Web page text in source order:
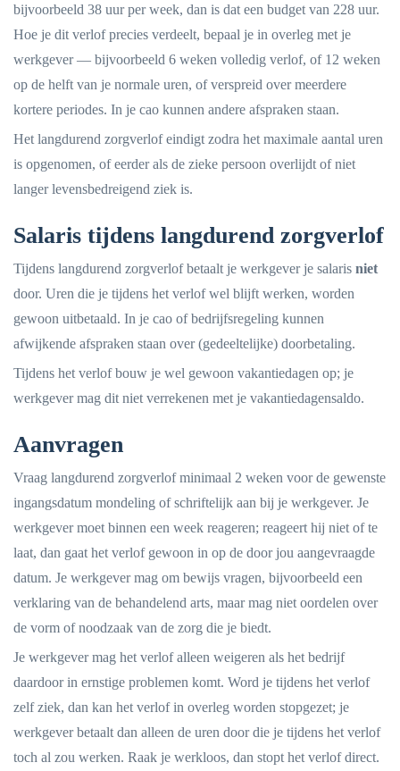
bijvoorbeeld 38 uur per week, dan is dat een budget van 228 uur.
Hoe je dit verlof precies verdeelt, bepaal je in overleg met je
werkgever — bijvoorbeeld 6 weken volledig verlof, of 12 weken
op de helft van je normale uren, of verspreid over meerdere
kortere periodes. In je cao kunnen andere afspraken staan.
Het langdurend zorgverlof eindigt zodra het maximale aantal uren
is opgenomen, of eerder als de zieke persoon overlijdt of niet
langer levensbedreigend ziek is.
Salaris tijdens langdurend zorgverlof
Tijdens langdurend zorgverlof betaalt je werkgever je salaris niet
door. Uren die je tijdens het verlof wel blijft werken, worden
gewoon uitbetaald. In je cao of bedrijfsregeling kunnen
afwijkende afspraken staan over (gedeeltelijke) doorbetaling.
Tijdens het verlof bouw je wel gewoon vakantiedagen op; je
werkgever mag dit niet verrekenen met je vakantiedagensaldo.
Aanvragen
Vraag langdurend zorgverlof minimaal 2 weken voor de gewenste
ingangsdatum mondeling of schriftelijk aan bij je werkgever. Je
werkgever moet binnen een week reageren; reageert hij niet of te
laat, dan gaat het verlof gewoon in op de door jou aangevraagde
datum. Je werkgever mag om bewijs vragen, bijvoorbeeld een
verklaring van de behandelend arts, maar mag niet oordelen over
de vorm of noodzaak van de zorg die je biedt.
Je werkgever mag het verlof alleen weigeren als het bedrijf
daardoor in ernstige problemen komt. Word je tijdens het verlof
zelf ziek, dan kan het verlof in overleg worden stopgezet; je
werkgever betaalt dan alleen de uren door die je tijdens het verlof
toch al zou werken. Raak je werkloos, dan stopt het verlof direct.